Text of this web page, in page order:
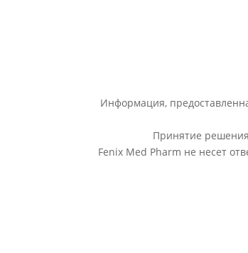
Информация,
Принятие
Fenix Med Pharm не несет